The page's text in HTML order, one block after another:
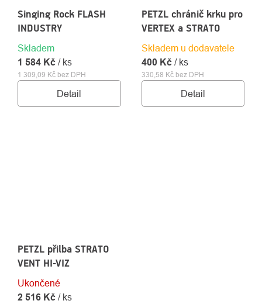
Singing Rock FLASH
INDUSTRY
Skladem
1 309,09 Kč bez DPH
1 584 Kč / ks
Detail
PETZL chránič krku pro
VERTEX a STRATO
Skladem u dodavatele
330,58 Kč bez DPH
400 Kč / ks
Detail
PETZL přilba STRATO
VENT HI-VIZ
Ukončené
2 516 Kč / ks